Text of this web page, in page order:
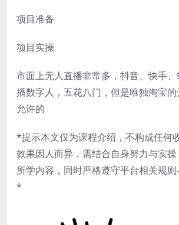
项目准备
项目实操
市面上无人直播非常多，抖音、快手
播数字人，五花八门，但是唯独淘宝
允许的
*提示本文仅为课程介绍，不构成任何
效果因人而异，需结合自身努力与实
所学内容，同时严格遵守平台相关规
*